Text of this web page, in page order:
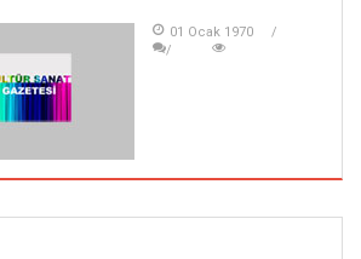
01 Ocak 1970